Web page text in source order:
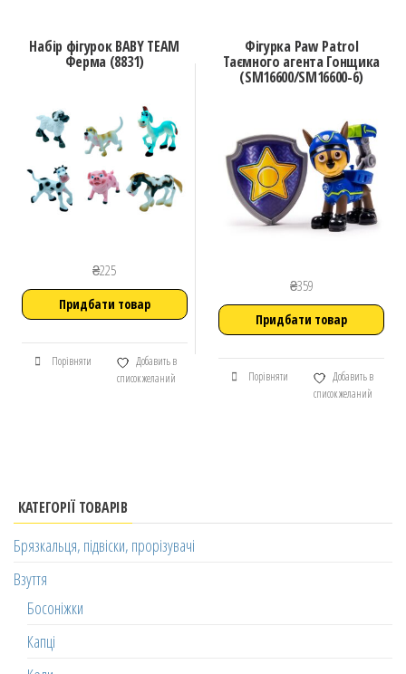
Набір фігурок BABY TEAM
Ферма (8831)
₴225
Придбати товар
Порівняти
Добавить в
список желаний
Фігурка Paw Patrol
Таємного агента Гонщика
(SM16600/SM16600-6)
₴359
Придбати товар
Порівняти
Добавить в
список желаний
КАТЕГОРІЇ ТОВАРІВ
Брязкальця, підвіски, прорізувачі
Взуття
Босоніжки
Капці